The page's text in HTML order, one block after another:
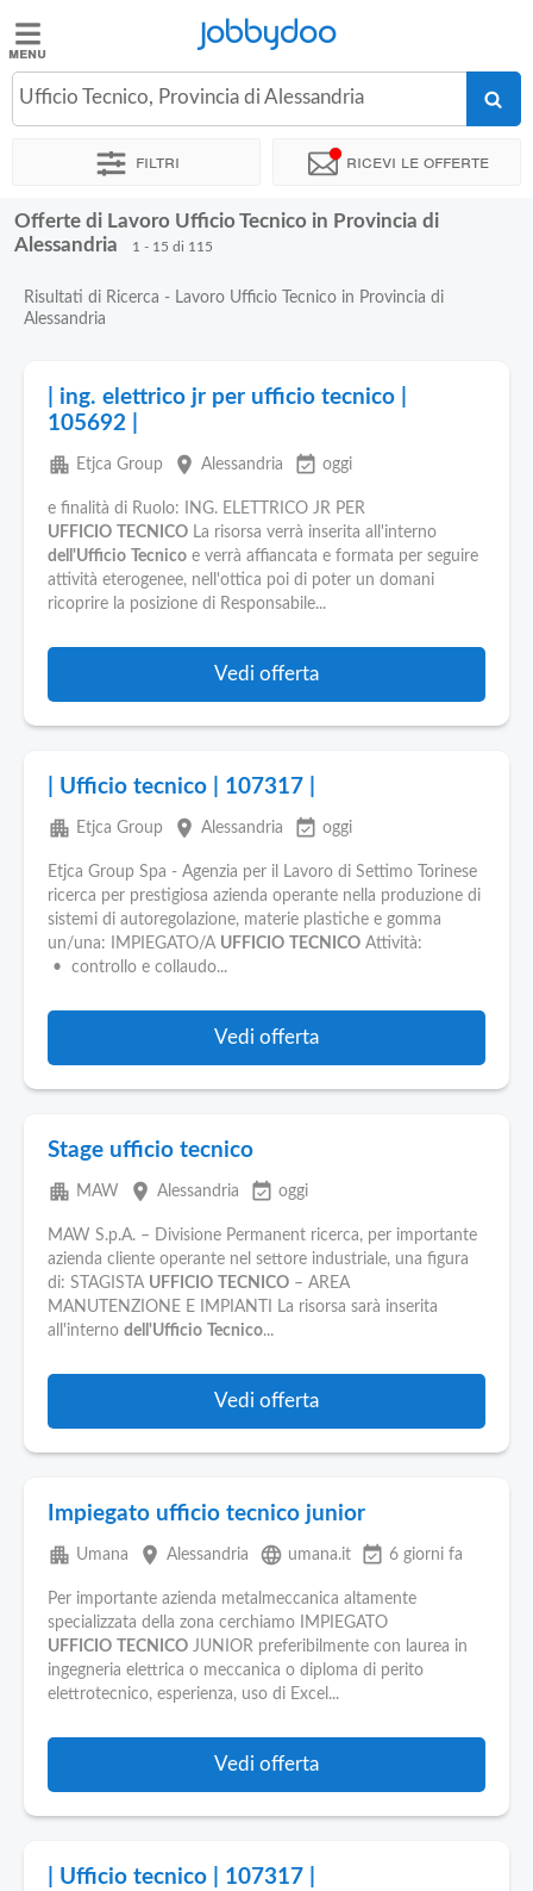
Jobbydoo
Offerte
Stipendi
Elenco
Blog
Pubblica
Offerte
Jobbydoo
Ufficio Tecnico, Provincia di Alessandria
Filtri Ricevi le offerte
Offerte di Lavoro Ufficio Tecnico in Provincia di
Alessandria
1 - 15 di 115
Risultati di Ricerca - Lavoro Ufficio Tecnico in Provincia di
Alessandria
| ing. elettrico jr per ufficio tecnico |
105692 |
apartment Etjca Group place Alessandria event_available oggi
e finalità di Ruolo: ING. ELETTRICO JR PER
UFFICIO
TECNICO La risorsa verrà inserita all'interno
dell'Ufficio
Tecnico e verrà affiancata e formata per seguire
attività eterogenee, nell'ottica poi di poter un domani
ricoprire la posizione di Responsabile...
Vedi offerta
| Ufficio tecnico | 107317 |
apartment Etjca Group place Alessandria event_available oggi
Etjca Group Spa - Agenzia per il Lavoro di Settimo Torinese
ricerca per prestigiosa azienda operante nella produzione di
sistemi di autoregolazione, materie plastiche e gomma
un/una: IMPIEGATO/A UFFICIO TECNICO Attività:
• controllo e collaudo...
Vedi offerta
Stage ufficio tecnico
apartment MAW place Alessandria event_available oggi
MAW S.p.A. – Divisione Permanent ricerca, per importante
azienda cliente operante nel settore industriale, una figura
di: STAGISTA UFFICIO TECNICO – AREA
MANUTENZIONE E IMPIANTI La risorsa sarà inserita
all'interno dell'Ufficio Tecnico...
Vedi offerta
Impiegato ufficio tecnico junior
apartment Umana place Alessandria language umana.it event_available 6 giorni fa
Per importante azienda metalmeccanica altamente
specializzata della zona cerchiamo IMPIEGATO
UFFICIO
TECNICO JUNIOR preferibilmente con laurea in
ingegneria elettrica o meccanica o diploma di perito
elettrotecnico, esperienza, uso di Excel...
Vedi offerta
| Ufficio tecnico | 107317 |